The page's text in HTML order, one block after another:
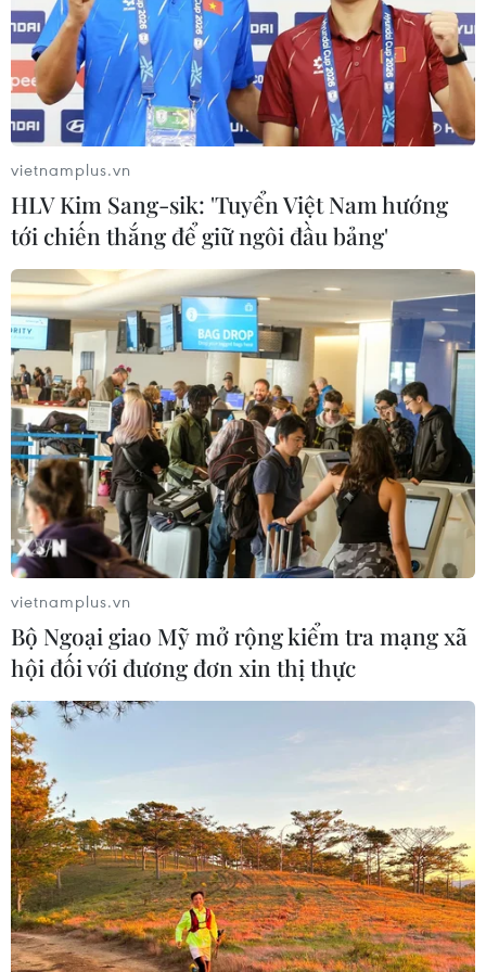
Singapore lần đầu diễn tập tiếp dầu bằng
máy bay vận tải A330
11/10/2019 03:38
Lực lượng vũ trang Singapore đã hoàn thành Cuộc diễn
tập quân sự Forging Sabre 2019, trong đó lần đầu tiên
thực hiện khoa mục tiếp dầu trên không bằng máy bay
vận tải A330.
Singapore tạm ngừng mọi cuộc tập trận ở
vietnamplus.vn
HLV Kim Sang-sik: 'Tuyển Việt Nam hướng
tới chiến thắng để giữ ngôi đầu bảng'
vietnamplus.vn
Bộ Ngoại giao Mỹ mở rộng kiểm tra mạng xã
hội đối với đương đơn xin thị thực